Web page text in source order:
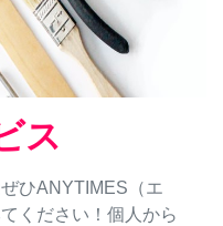
ス
ひANYTIMES（エ
ください！個人から